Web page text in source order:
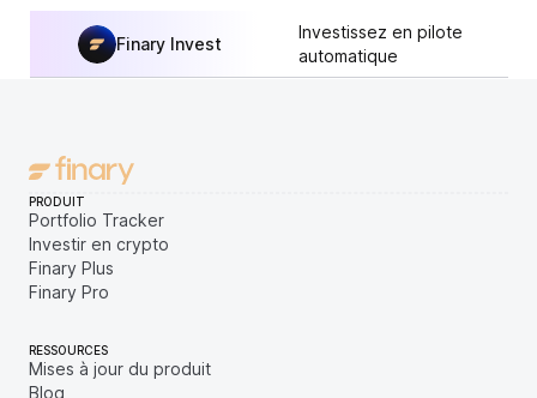
Finary Invest
Investissez en pilote
automatique
PRODUIT
Portfolio Tracker
Investir en crypto
Finary Plus
Finary Pro
RESSOURCES
Mises à jour du produit
Blog